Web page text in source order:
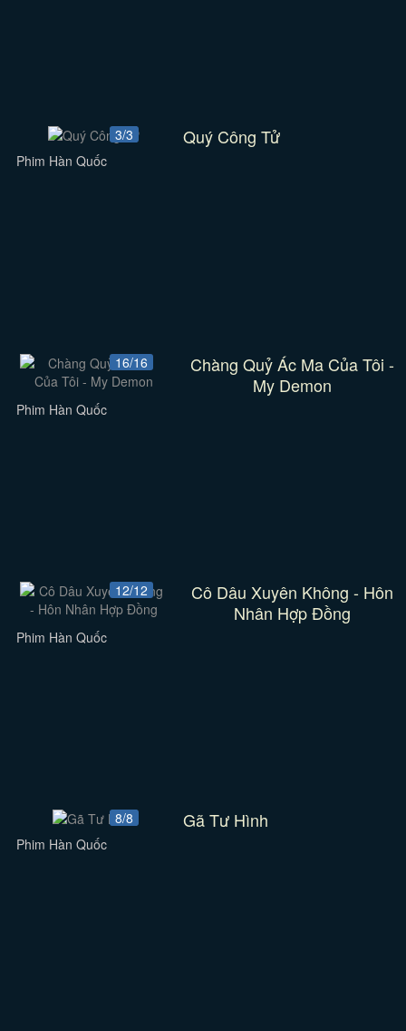
3/3 Quý Công Tử
Phim Hàn Quốc
16/16
Chàng Quỷ Ác Ma Của Tôi -
My Demon
Phim Hàn Quốc
12/12
Cô Dâu Xuyên Không - Hôn
Nhân Hợp Đồng
Phim Hàn Quốc
8/8 Gã Tư Hình
Phim Hàn Quốc